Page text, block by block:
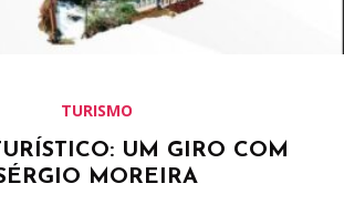
TURISMO
UM GIRO COM
MOREIRA